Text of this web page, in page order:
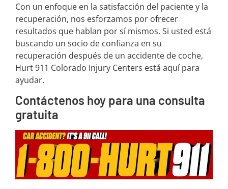
Con un enfoque en la satisfacción del paciente y la
recuperación, nos esforzamos por ofrecer
resultados que hablan por sí mismos. Si usted está
buscando un socio de confianza en su
recuperación después de un accidente de coche,
Hurt 911 Colorado Injury Centers está aquí para
ayudar.
Contáctenos hoy para una consulta
gratuita